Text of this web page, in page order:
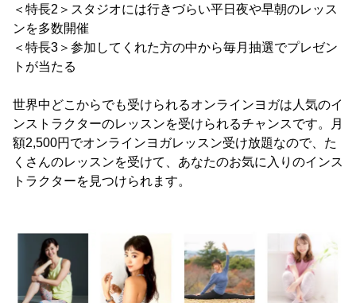
＜特長2＞スタジオには行きづらい平日夜や早朝のレッス
ンを多数開催
＜特長3＞参加してくれた方の中から毎月抽選でプレゼン
トが当たる
世界中どこからでも受けられるオンラインヨガは人気のイ
ンストラクターのレッスンを受けられるチャンスです。月
額2,500円でオンラインヨガレッスン受け放題なので、た
くさんのレッスンを受けて、あなたのお気に入りのインス
トラクターを見つけられます。